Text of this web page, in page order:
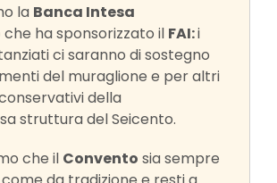
la Banca Intesa
che ha sponsorizzato il FAI:i
ci saranno di sostegno
del muraglione e per altri
della
struttura del Seicento.
che il Convento sia sempre